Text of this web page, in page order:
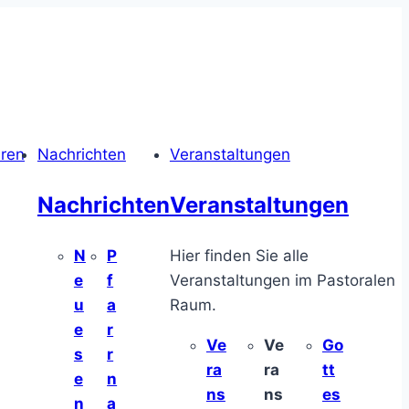
Nachrichten
Nachrichten
N
e
u
e
s
e
n
P
f
a
r
r
n
a
Veranstaltungen
Veranstaltungen
Hier finden Sie alle
Veranstaltungen im Pastoralen
Raum.
Ve
ra
ns
Ve
ra
ns
Go
tt
es